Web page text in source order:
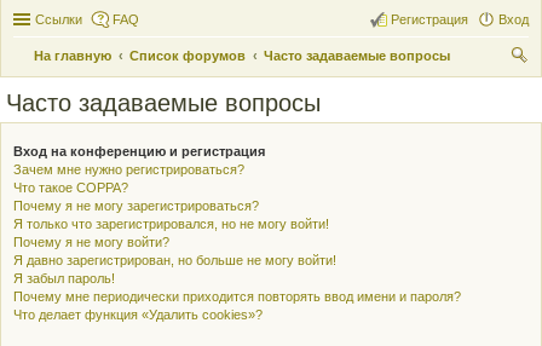
Ссылки FAQ Вход
Регистрация
На главную Список форумов
Часто задаваемые вопросы
Часто задаваемые вопросы
Вход на конференцию и регистрация
Зачем мне нужно регистрироваться?
Что такое COPPA?
Почему я не могу зарегистрироваться?
Я только что зарегистрировался, но не могу войти!
Почему я не могу войти?
Я давно зарегистрирован, но больше не могу войти!
Я забыл пароль!
Почему мне периодически приходится повторять ввод имени и пароля?
Что делает функция «Удалить cookies»?